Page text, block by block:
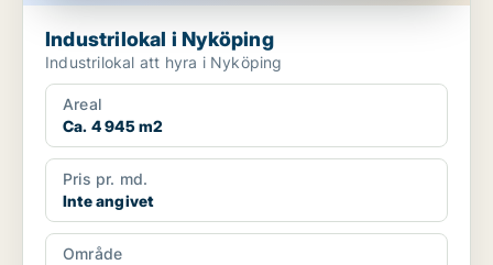
Industrilokal i Nyköping
Industrilokal att hyra i Nyköping
Areal
Ca. 4 945 m2
Pris pr. md.
Inte angivet
Område